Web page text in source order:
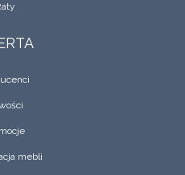
mebli